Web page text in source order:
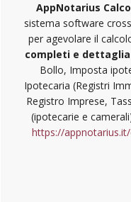
AppNotarius
sistema software
per agevolare il
completi e
Bollo, Imposta
Ipotecaria (Registri
Registro Imprese,
(ipotecarie e
https://